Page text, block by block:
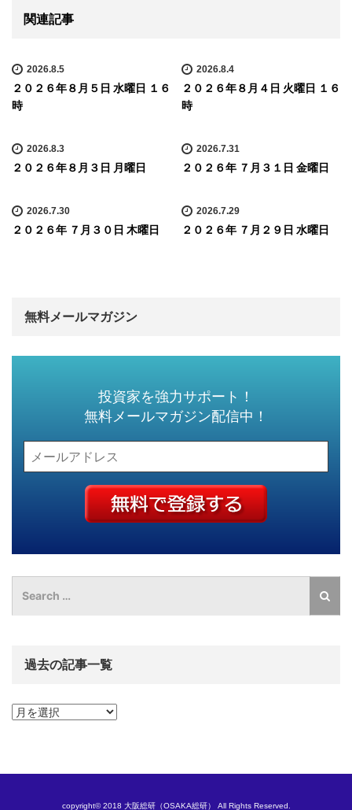
関連記事
2026.8.5
２０２６年８月５日 水曜日 １６
時
2026.8.4
２０２６年８月４日 火曜日 １６
時
2026.8.3
２０２６年８月３日 月曜日
2026.7.31
２０２６年 ７月３１日 金曜日
2026.7.30
２０２６年 ７月３０日 木曜日
2026.7.29
２０２６年 ７月２９日 水曜日
無料メールマガジン
投資家を強力サポート！
無料メールマガジン配信中！
過去の記事一覧
過
事
copyright© 2018 大阪総研（OSAKA総研） All Rights Reserved.